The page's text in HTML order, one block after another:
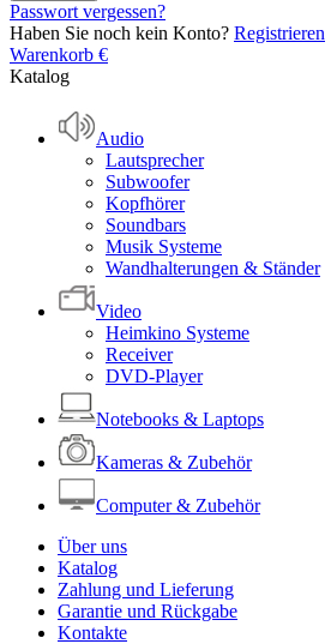
Passwort vergessen?
Haben Sie noch kein Konto? Registrieren
Warenkorb €
Katalog
Audio
Lautsprecher
Subwoofer
Kopfhörer
Soundbars
Musik Systeme
Wandhalterungen & Ständer
Video
Heimkino Systeme
Receiver
DVD-Player
Notebooks & Laptops
Kameras & Zubehör
Computer & Zubehör
Über uns
Katalog
Zahlung und Lieferung
Garantie und Rückgabe
Kontakte